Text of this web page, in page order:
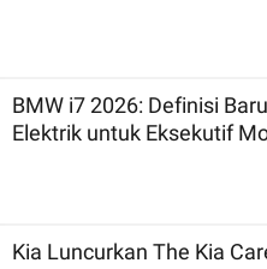
BMW i7 2026: Definisi
Elektrik untuk Eksekutif
Kia Luncurkan The Kia